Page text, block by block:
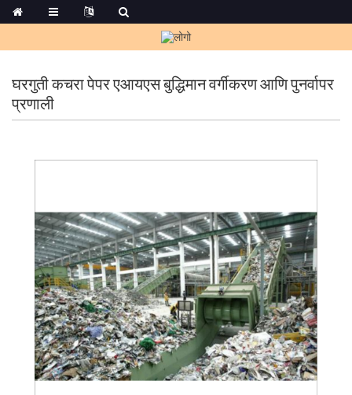
घरगुती कचरा पेपर एआयएस बुद्धिमान वर्गीकरण आणि पुनर्वापर
प्रणाली